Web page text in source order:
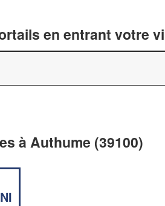
en entrant votre
à Authume (39100)